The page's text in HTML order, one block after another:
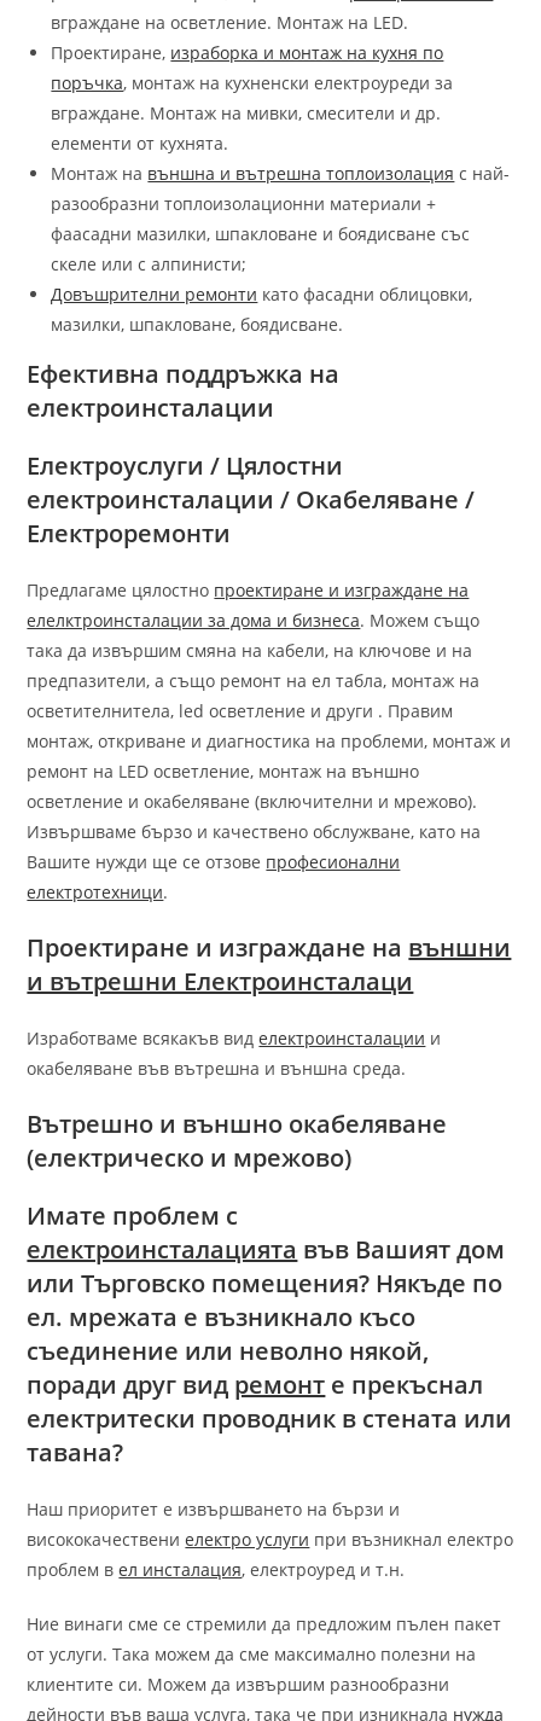
вграждане на осветление. Монтаж на LED.
Проектиране, израборка и монтаж на кухня по
поръчка, монтаж на кухненски електроуреди за
вграждане. Монтаж на мивки, смесители и др.
елементи от кухнята.
Монтаж на външна и вътрешна топлоизолация с най-
разообразни топлоизолационни материали +
фаасадни мазилки, шпакловане и боядисване със
скеле или с алпинисти;
Довъшрителни ремонти като фасадни облицовки,
мазилки, шпакловане, боядисване.
Ефективна поддръжка на
електроинсталации
Електроуслуги / Цялостни
електроинсталации / Окабеляване /
Електроремонти
Предлагаме цялостно проектиране и изграждане на
елелктроинсталации за дома и бизнеса. Можем също
така да извършим смяна на кабели, на ключове и на
предпазители, а също ремонт на ел табла, монтаж на
осветителнитела, led осветление и други . Правим
монтаж, откриване и диагностика на проблеми, монтаж и
ремонт на LED осветление, монтаж на външно
осветление и окабеляване (включителни и мрежово).
Извършваме бързо и качествено обслужване, като на
Вашите нужди ще се отзове професионални
електротехници.
Проектиране и изграждане на външни
и вътрешни Електроинсталаци
Изработваме всякакъв виделектроинсталации и
окабеляване във вътрешна и външна среда.
Вътрешно и външно окабеляване
(електрическо и мрежово)
Имате проблем с
електроинсталацията във Вашият дом
или Търговско помещения? Някъде по
ел. мрежата е възникнало късо
съединение или неволно някой,
поради друг вид ремонт е прекъснал
електритески проводник в стената или
тавана?
Наш приоритет е извършването на бързи и
висококачествениелектро услуги при възникнал електро
проблем вел инсталация, електроуред и т.н.
Ние винаги сме се стремили да предложим пълен пакет
от услуги. Така можем да сме максимално полезни на
клиентите си. Можем да извършим разнообразни
дейности във ваша услуга, така че при изникнала нужда